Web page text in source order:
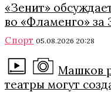
«Зенит»
во «Фламенго» за
Спорт 05.08.2026 20:28
Машков
театры могут